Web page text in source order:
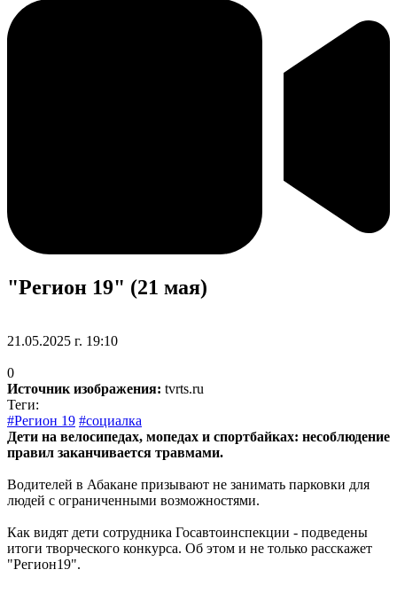
"Регион 19" (21 мая)
21.05.2025 г. 19:10
0
Источник изображения: tvrts.ru
Теги:
#Регион 19 #социалка
Дети на велосипедах, мопедах и спортбайках: несоблюдение
правил заканчивается травмами.
Водителей в Абакане призывают не занимать парковки для
людей с ограниченными возможностями.
Как видят дети сотрудника Госавтоинспекции - подведены
итоги творческого конкурса. Об этом и не только расскажет
"Регион19".